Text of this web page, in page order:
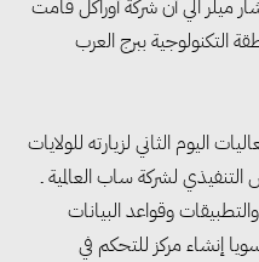
ميلر الي أن شركة أوراكل قامت
التكنولوجية ببرج العرب
اليوم الثاني لزيارته للولايات
التنفيذي لشركة ساب العالمية ـ
وقواعد البيانات
إنشاء مركز للتحكم في